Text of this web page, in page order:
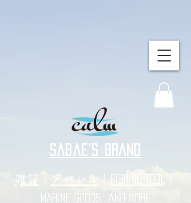
sabae's BRAND
​雑貨 アパレル FISHING TOOL
MARINE GOODS and more